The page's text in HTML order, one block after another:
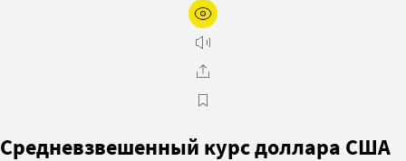
Средневзвешенный курс доллара США